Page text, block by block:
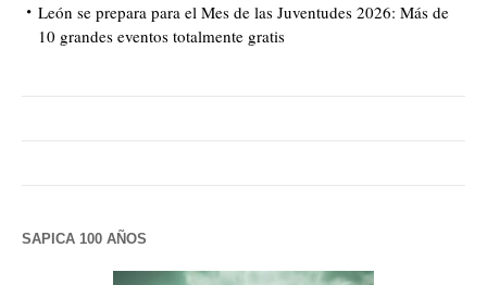
León se prepara para el Mes de las Juventudes 2026: Más de
10 grandes eventos totalmente gratis
SAPICA 100 AÑOS